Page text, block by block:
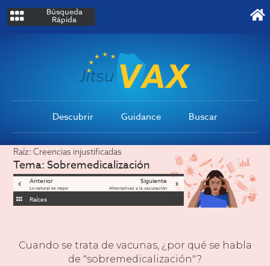
Búsqueda
Rápida
Descubrir Guidance Buscar
Raíz:Creencias injustificadas
Tema:Sobremedicalización
Anterior
Lo natural es mejor
Siguiente
Alternativas a la vacunación
Raíces
Cuando se trata de vacunas, ¿por qué se habla
de "sobremedicalización"?